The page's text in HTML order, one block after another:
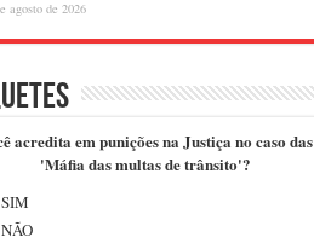
agosto de 2026
acredita em punições na Justiça no caso das
'Máfia das multas de trânsito'?
SIM
NÃO